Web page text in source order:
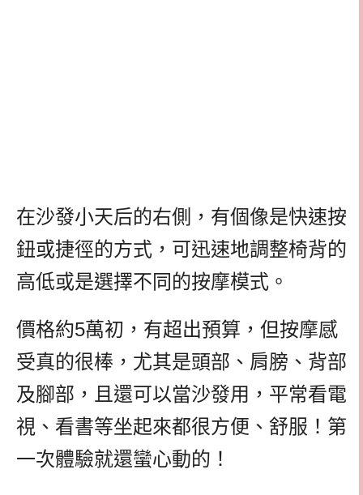
在沙發小天后的右側，有個像是快速按
鈕或捷徑的方式，可迅速地調整椅背的
高低或是選擇不同的按摩模式。
價格約5萬初，有超出預算，但按摩感
受真的很棒，尤其是頭部、肩膀、背部
及腳部，且還可以當沙發用，平常看電
視、看書等坐起來都很方便、舒服！第
一次體驗就還蠻心動的！